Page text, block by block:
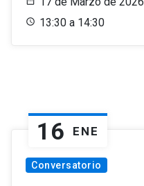
13:30 a 14:30
16 ENE
Conversatorio